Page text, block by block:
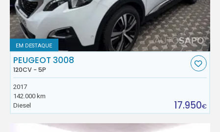
EM DESTAQUE
PEUGEOT 3008
120CV - 5P
2017
142.000 km
Diesel
17.950€